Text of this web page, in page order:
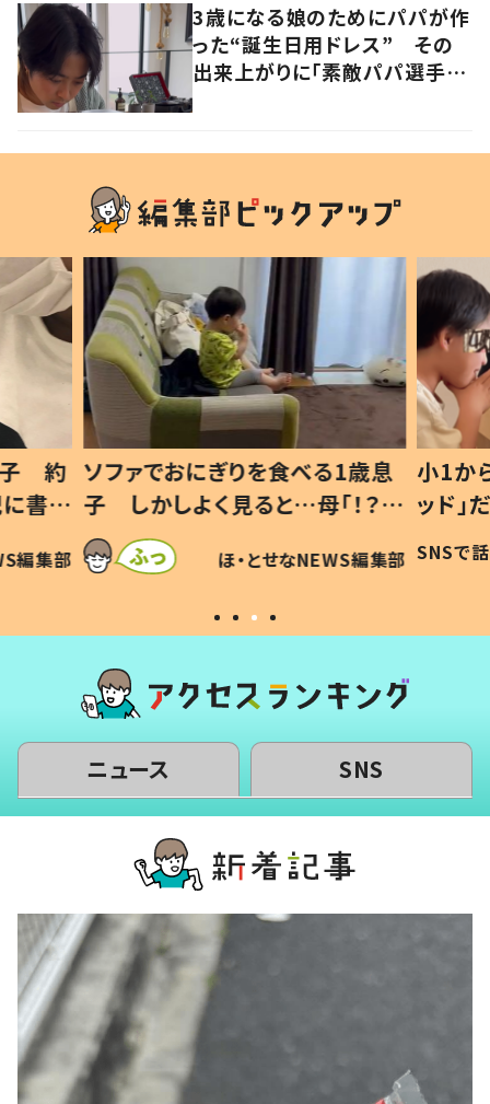
3歳になる娘のためにパパが作
った“誕生日用ドレス” その
出来上がりに「素敵パパ選手権
歳息
？」
編集部
小1から不登校、息子は「ギフテ
ッド」だった 父が“ウチ給食”を
作り続ける理由とは #令和の親
#令和の子
SNSで話題 ほ・とせなNEWS編集部
ひ孫
が、抱
「涙
い」
ニュース SNS